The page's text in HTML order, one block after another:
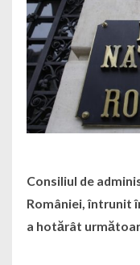
Consiliul de
României, întrunit
a hotărât